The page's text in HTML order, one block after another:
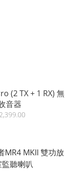
(2 TX + 1 RX) 無
音器